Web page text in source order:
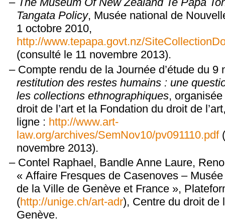
Tangata Policy, Musée national de
1 octobre 2010,
http://www.tepapa.govt.nz/
(consulté le 11 novembre 2013).
Compte rendu de la Journée d’étude du
restitution des restes humains : une
les collections ethnographiques,
droit de l’art et la Fondation du droit de
ligne : http://www.art-
law.org/archives/SemNov10/pv091110.pdf
novembre 2013).
Contel Raphael, Bandle Anne Laure,
« Affaire Fresques de Casenoves – Musée
de la Ville de Genève et France »,
(http://unige.ch/art-adr), Centre du droit de
Genève.